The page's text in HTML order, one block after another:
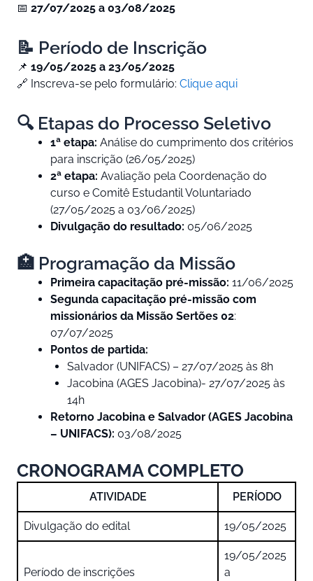
📅 27/07/2025 a 03/08/2025
📝 Período de Inscrição
📌 19/05/2025 a 23/05/2025
🔗 Inscreva-se pelo formulário: Clique aqui
🔍 Etapas do Processo Seletivo
1ª etapa: Análise do cumprimento dos critérios
para inscrição (26/05/2025)
2ª etapa: Avaliação pela Coordenação do
curso e Comitê Estudantil Voluntariado
(27/05/2025 a 03/06/2025)
Divulgação do resultado: 05/06/2025
🏥 Programação da Missão
Primeira capacitação pré-missão: 11/06/2025
Segunda capacitação pré-missão com
missionários da Missão Sertões 02:
07/07/2025
Pontos de partida:
Salvador (UNIFACS) – 27/07/2025 às 8h
Jacobina (AGES Jacobina)- 27/07/2025 às
14h
Retorno Jacobina e Salvador (AGES Jacobina
– UNIFACS): 03/08/2025
CRONOGRAMA COMPLETO
ATIVIDADE PERÍODO
Divulgação do edital 19/05/2025
Período de inscrições
19/05/2025
a